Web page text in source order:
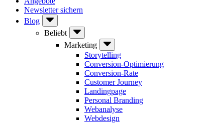
Newsletter sichern
Blog
Beliebt
Marketing
Storytelling
Conversion-Optimierung
Conversion-Rate
Customer Journey
Landingpage
Personal Branding
Webanalyse
Webdesign